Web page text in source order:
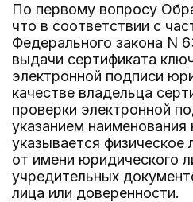
По первому вопросу
что в соответствии с
Федерального закона N
выдачи сертификата
электронной подписи
качестве владельца
проверки электронной
указанием
указывается
от имени юридического
учредительных
лица или доверенности.